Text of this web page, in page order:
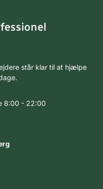
står klar til at hjælpe
8:00 - 22:00